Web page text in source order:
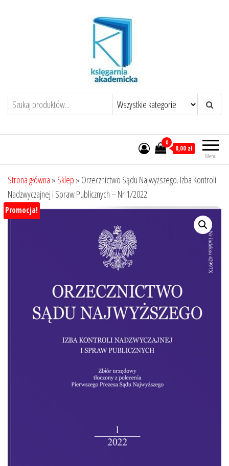
Menu
0
0,00 zł
Strona główna » Sklep » Orzecznictwo Sądu Najwyższego. Izba Kontroli
Nadzwyczajnej i Spraw Publicznych – Nr 1/2022
Promocja!